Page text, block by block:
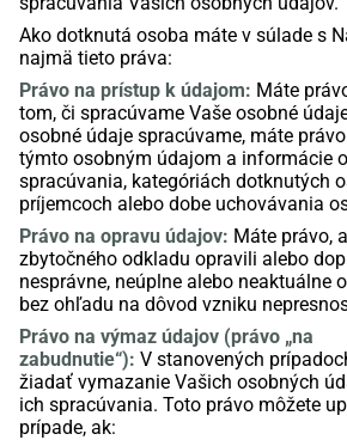
Ako dotknutá osoba máte v súlade s
najmä tieto práva:
Právo na prístup k údajom: Máte
tom, či spracúvame Vaše osobné
osobné údaje spracúvame, máte
týmto osobným údajom a informácie
spracúvania, kategóriách dotknutých
príjemcoch alebo dobe uchovávania
Právo na opravu údajov: Máte právo,
zbytočného odkladu opravili alebo
nesprávne, neúplne alebo neaktuálne
bez ohľadu na dôvod vzniku
Právo na výmaz údajov (právo „na
zabudnutie“): V stanovených
žiadať vymazanie Vašich osobných
ich spracúvania. Toto právo môžete
prípade, ak: